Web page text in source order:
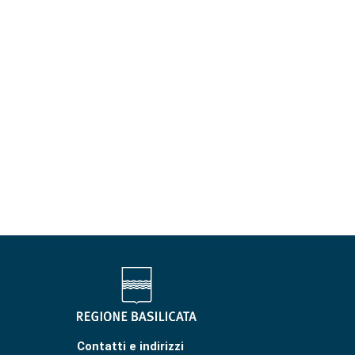
Contatti e indirizzi